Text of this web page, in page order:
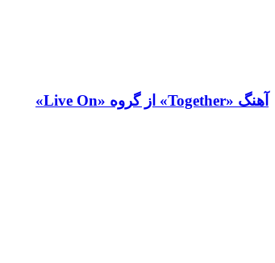
آهنگ «Together» از گروه «Live On»